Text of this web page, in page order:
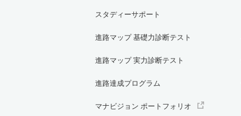
スタディーサポート
進路マップ 基礎力診断テスト
進路マップ 実力診断テスト
進路達成プログラム
マナビジョン ポートフォリオ